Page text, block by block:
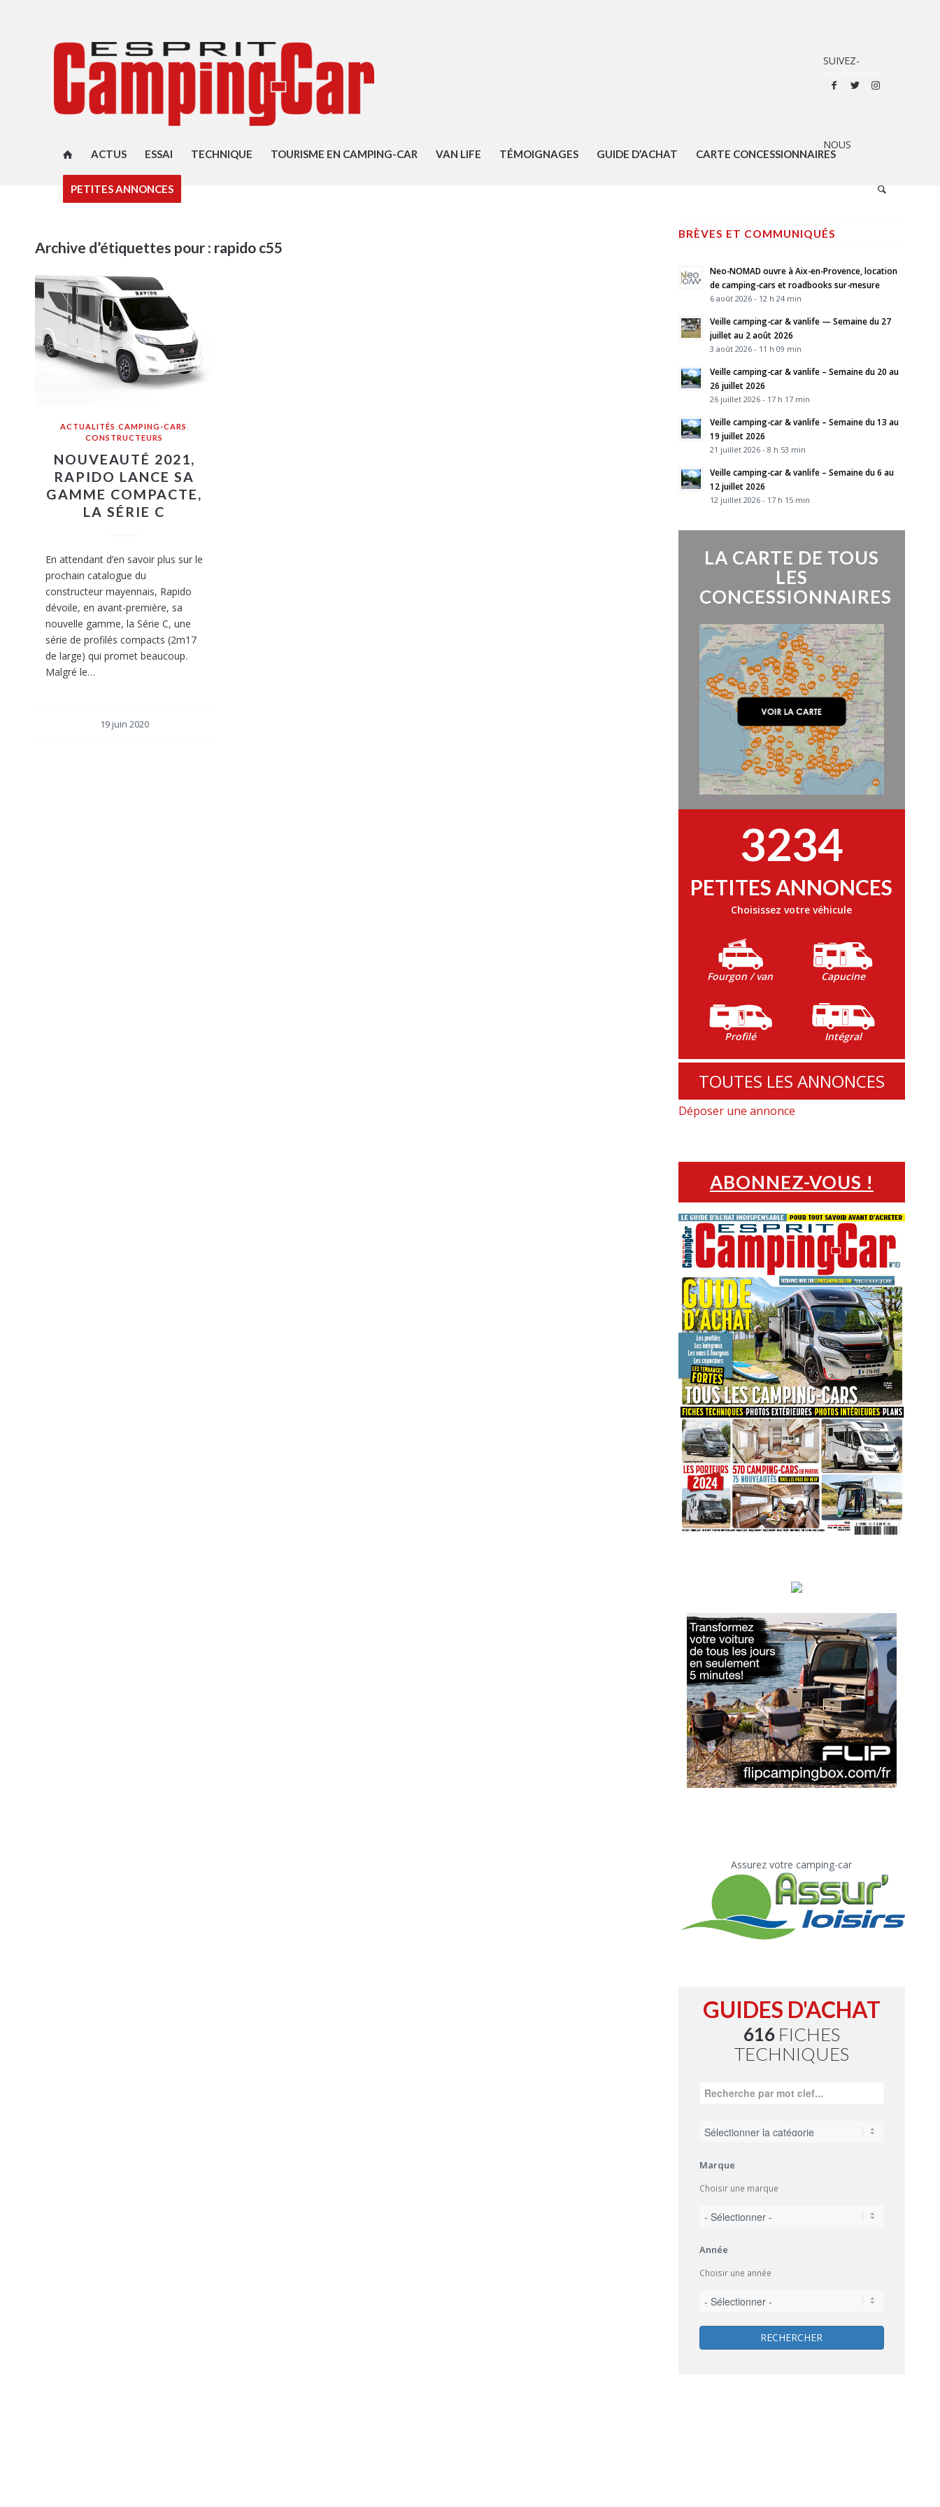
ACTUS ESSAI TECHNIQUE TOURISME EN CAMPING-CAR VAN LIFE TÉMOIGNAGES GUIDE D’ACHAT CARTE CONCESSIONNAIRES
PETITES ANNONCES
Archive d’étiquettes pour : rapido c55
ACTUALITÉS ,CAMPING-CARS
CONSTRUCTEURS
NOUVEAUTÉ 2021,
RAPIDO LANCE SA
GAMME COMPACTE,
LA SÉRIE C
En attendant d’en savoir plus sur le
prochain catalogue du
constructeur mayennais, Rapido
dévoile, en avant-première, sa
nouvelle gamme, la Série C, une
série de profilés compacts (2m17
de large) qui promet beaucoup.
Malgré le…
19 juin 2020
BRÈVES ET COMMUNIQUÉS
Neo-NOMAD ouvre à Aix-en-Provence, location
de camping-cars et roadbooks sur-mesure
6 août 2026 - 12 h 24 min
Veille camping-car & vanlife — Semaine du 27
juillet au 2 août 2026
3 août 2026 - 11 h 09 min
Veille camping-car & vanlife – Semaine du 20 au
26 juillet 2026
26 juillet 2026 - 17 h 17 min
Veille camping-car & vanlife – Semaine du 13 au
19 juillet 2026
21 juillet 2026 - 8 h 53 min
Veille camping-car & vanlife – Semaine du 6 au
12 juillet 2026
12 juillet 2026 - 17 h 15 min
LA CARTE DE TOUS
LES
CONCESSIONNAIRES
3234
PETITES ANNONCES
Choisissez votre véhicule
Fourgon / van Capucine
Profilé Intégral
TOUTES LES ANNONCES
Déposer une annonce
ABONNEZ-VOUS !
Assurez votre camping-car
GUIDES D'ACHAT
616FICHES
TECHNIQUES
Marque
Choisir une marque
Année
Choisir une année
RECHERCHER